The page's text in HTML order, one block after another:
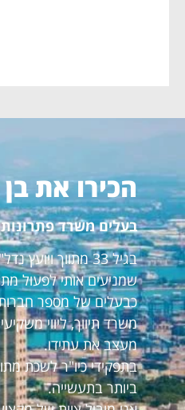
הכירו את
בעלים משרד
בגיל 33 מתווך
שמניעים אותי לפעול
כבעלים של מספר חברות
משרד תיווך, ליווי
מעצב את עתידו.
בתפקידי כיו"ר לשכת
ביותר בתעשייה.